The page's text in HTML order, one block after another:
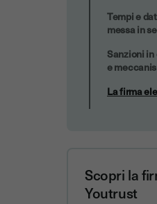
Tempi e
messa in
Sanzioni
e
La firma
Scopri la
Youtrust